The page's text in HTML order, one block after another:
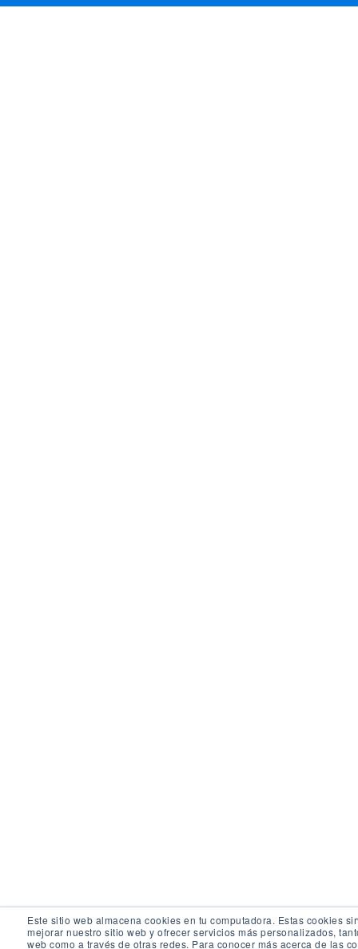
Este sitio web almacena cookies en tu computadora. Estas cookies
mejorar nuestro sitio web y ofrecer servicios más personalizados,
web como a través de otras redes. Para conocer más acerca de las